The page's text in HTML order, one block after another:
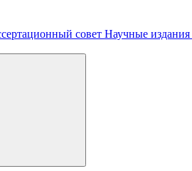
совет Научные издания